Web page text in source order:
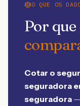
O QUE OS
Por
Cotar o
seguradora
seguradora